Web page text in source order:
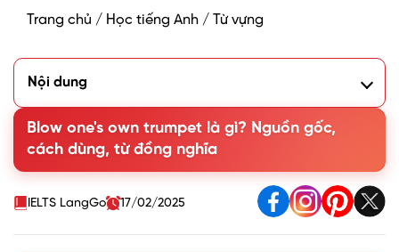
Trang chủ / Học tiếng Anh / Từ vựng
Nội dung
2. Nguồn gốc của idiom Blow one's own trumpet
3. Các cách diễn đạt đồng nghĩa với Blow one's own
trumpet
4. Mẫu hội thoại thực tế với Blow one's own trumpet
5. Bài tập ứng dụng Blow one's own trumpet
Blow one's own trumpet là gì? Nguồn gốc,
cách dùng, từ đồng nghĩa
IELTS LangGo 17/02/2025